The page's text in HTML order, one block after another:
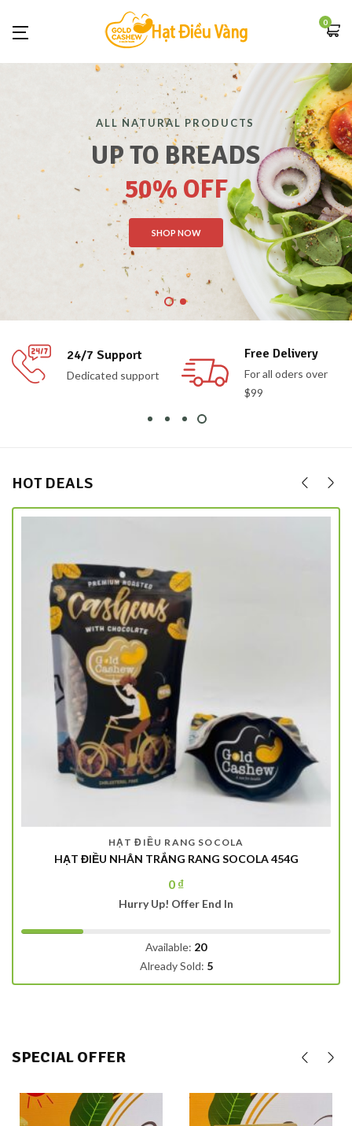
0
ALL NATURAL PRODUCTS
UP TO BREADS
50% OFF
SHOP NOW
Free Delivery
For all oders over
90 Days Return
If goods have
problems
HOT DEALS
HẠT ĐIỀU NHÂN TRẮNG RANG MUỐI
5.00 out
of 5
HẠT ĐIỀU NHÂN TRẮNG RANG MUỐI 250G
0₫
Available:15
Already Sold:5
SPECIAL OFFER